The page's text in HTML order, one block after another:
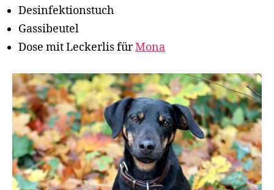
Desinfektionstuch
Gassibeutel
Dose mit Leckerlis fürMona